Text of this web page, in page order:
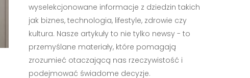
wyselekcjonowane informacje z dziedzin takich
jak biznes, technologia, lifestyle, zdrowie czy
kultura. Nasze artykuły to nie tylko newsy - to
przemyślane materiały, które pomagają
zrozumieć otaczającą nas rzeczywistość i
podejmować świadome decyzje.